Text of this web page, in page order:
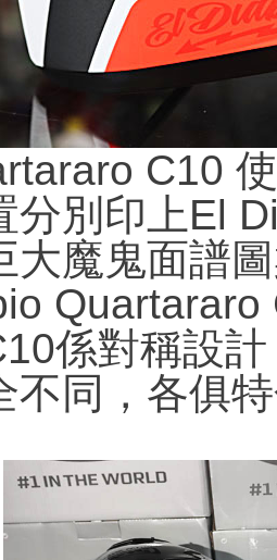
C10
分別印上El
大魔鬼面譜
係對稱設
不同，各俱